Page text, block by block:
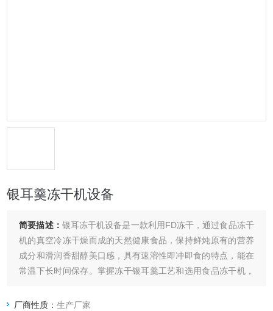
银耳羹冻干机设备
简要描述： 银耳冻干机设备是一款利用FD冻干，通过食品冻干
机的真空冷冻干燥而成的天然健康食品，保持鲜炖原有的营养
成分和滑润香甜醇美口感，具有速溶性即冲即食的特点，能在
常温下长时间保存。掌握冻干银耳羹工艺和选用食品冻干机，
厂商性质：生产厂家